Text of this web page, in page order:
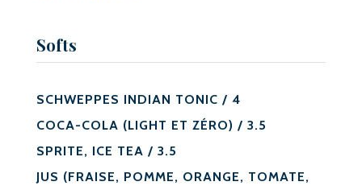
Softs
SCHWEPPES INDIAN TONIC / 4
COCA-COLA (LIGHT ET ZÉRO) / 3.5
SPRITE, ICE TEA / 3.5
JUS (FRAISE, POMME, ORANGE, TOMATE,